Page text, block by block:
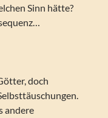
Sinn hätte?
doch
andere